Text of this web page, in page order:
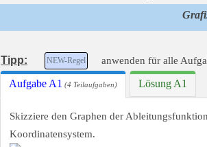
Tipp: NEW-Regel anwenden für alle
Aufgabe A1 (4 Teilaufgaben) Lösung A1
Skizziere den Graphen der
Koordinatensystem.